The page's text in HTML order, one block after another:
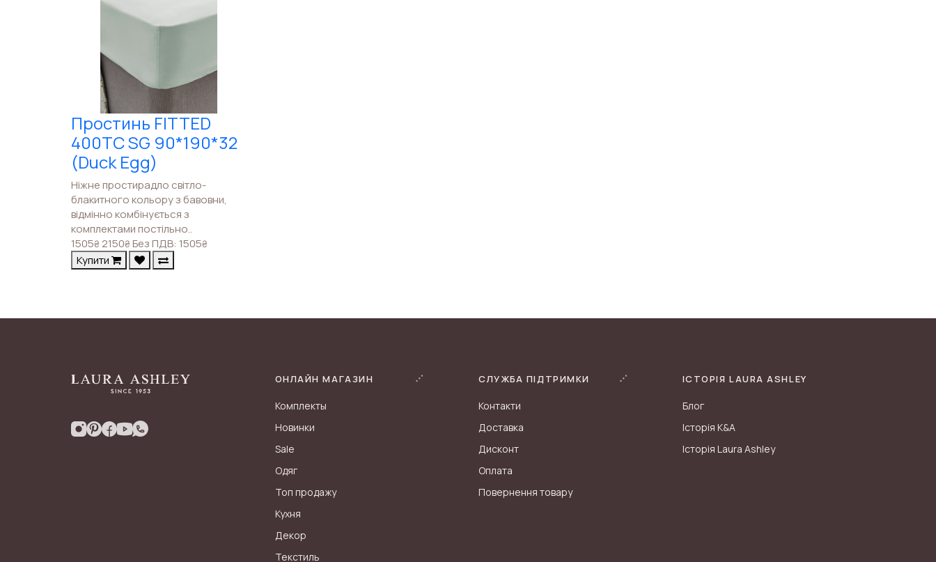
Простинь FITTED
400TC SG 90*190*32
(Duck Egg)
Ніжне простирадло світло-
блакитного кольору з бавовни,
відмінно комбінується з
комплектами постільно..
1505₴2150₴Без ПДВ: 1505₴
Купити
ОНЛАЙН МАГАЗИН
Комплекты
Новинки
Sale
Одяг
Топ продажу
Кухня
Декор
Текстиль
СЛУЖБА ПІДТРИМКИ
Контакти
Доставка
Дисконт
Оплата
Повернення товару
ІСТОРІЯ LAURA ASHLEY
Блог
Історія K&A
Історія Laura Ashley